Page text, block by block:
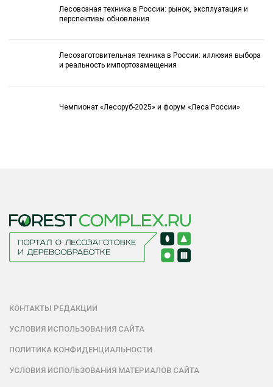
Лесовозная техника в России: рынок, эксплуатация и
перспективы обновления
Лесозаготовительная техника в России: иллюзия выбора
и реальность импортозамещения
Чемпионат «Лесоруб-2025» и форум «Леса России»
КОНТАКТЫ РЕДАКЦИИ
УСЛОВИЯ ИСПОЛЬЗОВАНИЯ САЙТА
ПОЛИТИКА КОНФИДЕНЦИАЛЬНОСТИ
УСЛОВИЯ ИСПОЛЬЗОВАНИЯ МАТЕРИАЛОВ САЙТА